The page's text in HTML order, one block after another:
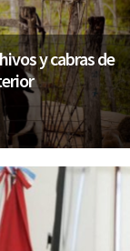
y cabras de